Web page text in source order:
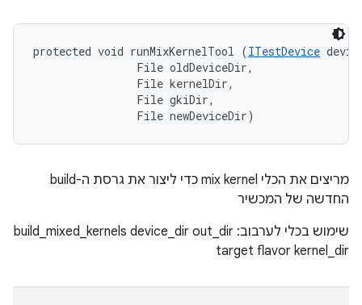
protected void runMixKernelTool (ITestDevice
                File oldDeviceDir,
                File kernelDir,
                File gkiDir,
                File newDeviceDir)
מריצים את הכלי mix kernel כדי ליצור את גרסת ה-build
החדשה של המכשיר
שימוש בכלי לערבוב: build_mixed_kernels device_dir out_dir
target flavor kernel_dir